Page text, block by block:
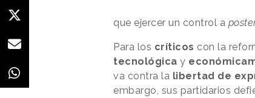
que ejercer un control a
Para los críticos con la
tecnológica y
va contra la libertad de
embargo, sus partidarios